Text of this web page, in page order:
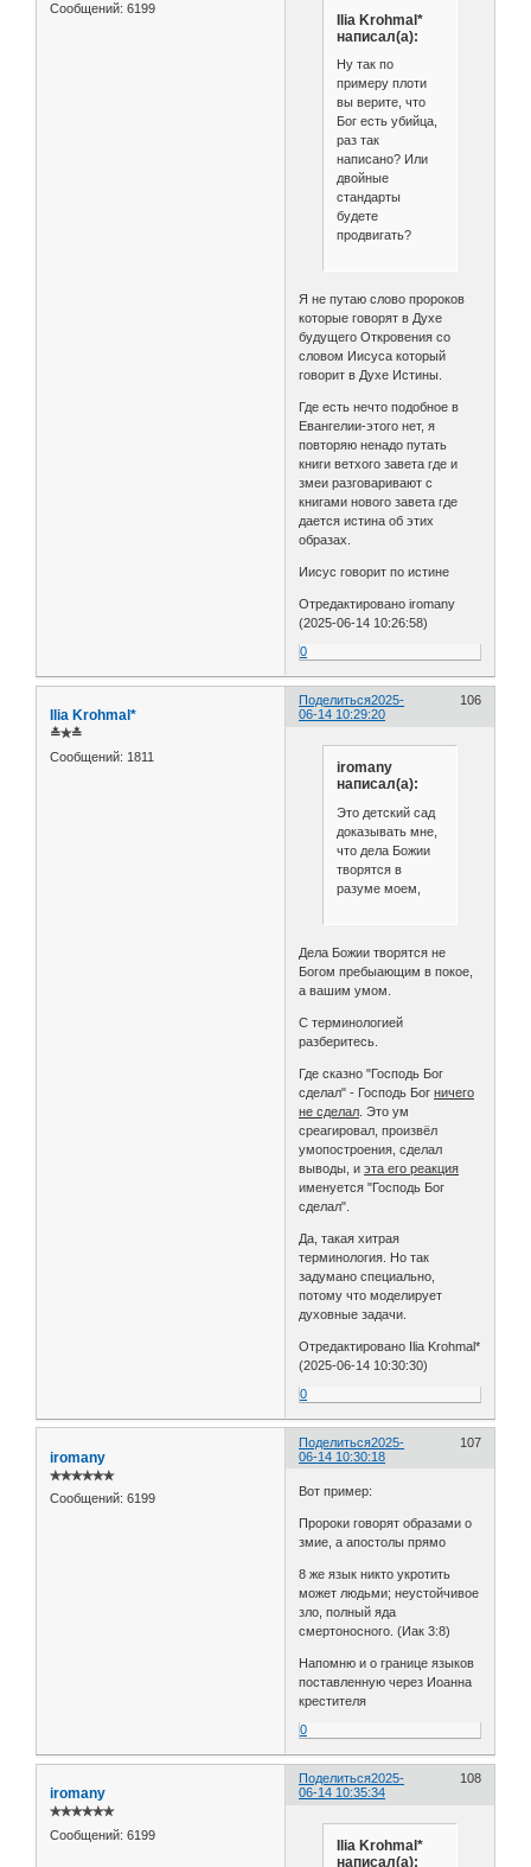
Сообщений: 6199
Ilia Krohmal*
написал(а):
Ну так по
примеру плоти
вы верите, что
Бог есть убийца,
раз так
написано? Или
двойные
стандарты
будете
продвигать?
Я не путаю слово пророков
которые говорят в Духе
будущего Откровения со
словом Иисуса который
говорит в Духе Истины.
Где есть нечто подобное в
Евангелии-этого нет, я
повторяю ненадо путать
книги ветхого завета где и
змеи разговаривают с
книгами нового завета где
дается истина об этих
образах.
Иисус говорит по истине
Отредактировано iromany
(2025-06-14 10:26:58)
0
Поделиться 106
2025-
06-14 10:29:20
Ilia Krohmal*
≛✯≛
Сообщений: 1811
iromany
написал(а):
Это детский сад
доказывать мне,
что дела Божии
творятся в
разуме моем,
Дела Божии творятся не
Богом пребыающим в покое,
а вашим умом.
С терминологией
разберитесь.
Где сказно "Господь Бог
сделал" - Господь Богничего
не сделал . Это ум
среагировал, произвёл
умопостроения, сделал
выводы, иэта его реакция
именуется "Господь Бог
сделал".
Да, такая хитрая
терминология. Но так
задумано специально,
потому что моделирует
духовные задачи.
Отредактировано Ilia Krohmal*
(2025-06-14 10:30:30)
0
Поделиться 107
2025-
06-14 10:30:18
iromany
✯✯✯✯✯✯
Сообщений: 6199 Вот пример:
Пророки говорят образами о
змие, а апостолы прямо
8 же язык никто укротить
может людьми; неустойчивое
зло, полный яда
смертоносного. (Иак 3:8)
Напомню и о границе языков
поставленную через Иоанна
крестителя
0
Поделиться 108
2025-
06-14 10:35:34
iromany
✯✯✯✯✯✯
Сообщений: 6199
Ilia Krohmal*
написал(а):